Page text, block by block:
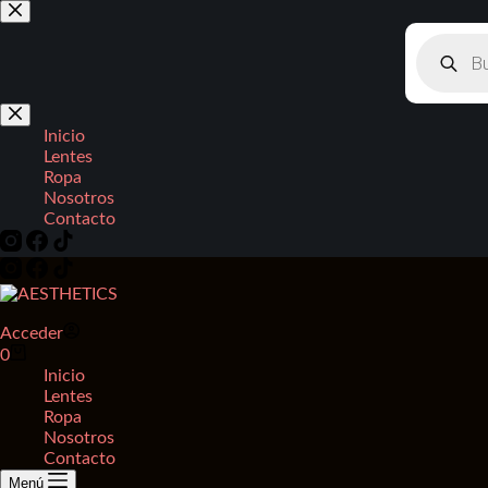
Saltar
Inicio
Lentes
Ropa
Nosotros
Contacto
Acceder
Carro
compra
0
Inicio
Lentes
Ropa
Nosotros
Contacto
Menú